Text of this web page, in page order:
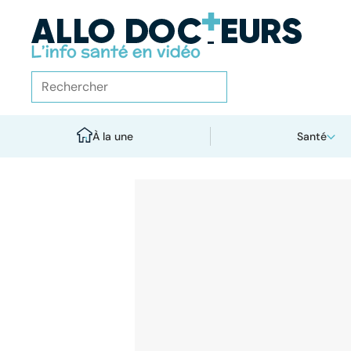
À la une Santé